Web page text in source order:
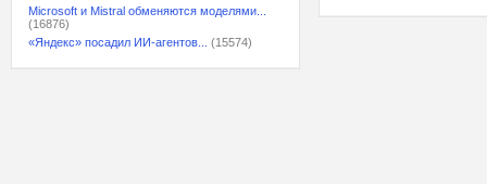
Microsoft и Mistral обменяются моделями...
(16876)
«Яндекс» посадил ИИ-агентов...
(15574)